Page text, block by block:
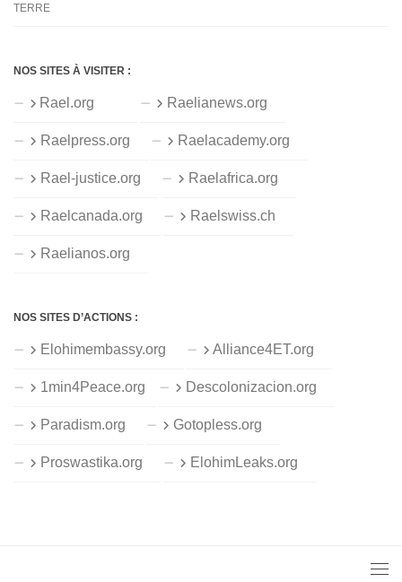
TERRE
NOS SITES À VISITER :
Rael.org Raelianews.org
Raelpress.org Raelacademy.org
Rael-justice.org Raelafrica.org
Raelcanada.org Raelswiss.ch
Raelianos.org
NOS SITES D’ACTIONS :
Elohimembassy.org Alliance4ET.org
1min4Peace.org Descolonizacion.org
Paradism.org Gotopless.org
Proswastika.org ElohimLeaks.org